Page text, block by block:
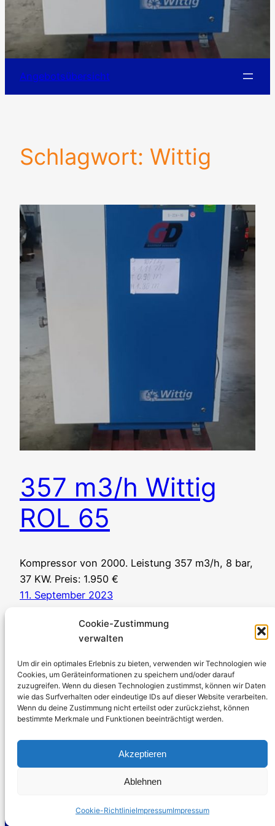
Cookie-Zustimmung
verwalten
Um dir ein optimales Erlebnis zu bieten, verwenden wir Technologien wie
Cookies, um Geräteinformationen zu speichern und/oder darauf
zuzugreifen. Wenn du diesen Technologien zustimmst, können wir Daten
wie das Surfverhalten oder eindeutige IDs auf dieser Website verarbeiten.
Wenn du deine Zustimmung nicht erteilst oder zurückziehst, können
bestimmte Merkmale und Funktionen beeinträchtigt werden.
Akzeptieren
Ablehnen
Cookie-RichtlinieImpressumImpressum
Angebotsübersicht
Schlagwort: Wittig
357 m3/h Wittig
ROL 65
Kompressor von 2000. Leistung 357 m3/h, 8 bar,
37 KW. Preis: 1.950 €
11. September 2023
Stromerzeuger-Discount.de
Kürtener Straße 13, D-51465 Bergisch Gladbach
Vertriebsbeauftragter: Michael Jochmann
Telefon: 0049 2202 2492256
Fax: 0049 2202 2492257